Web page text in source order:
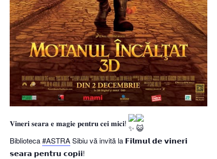
𝐕𝐢𝐧𝐞𝐫𝐢 𝐬𝐞𝐚𝐫𝐚 𝐞 𝐦𝐚𝐠𝐢𝐞 𝐩𝐞𝐧𝐭𝐫𝐮 𝐜𝐞𝐢 𝐦𝐢𝐜𝐢!
Biblioteca#ASTRASibiu vă invită la 𝗙𝗶𝗹𝗺𝘂𝗹 𝗱𝗲 𝘃𝗶𝗻𝗲𝗿𝗶
𝘀𝗲𝗮𝗿𝗮 𝗽𝗲𝗻𝘁𝗿𝘂 𝗰𝗼𝗽𝗶𝗶!